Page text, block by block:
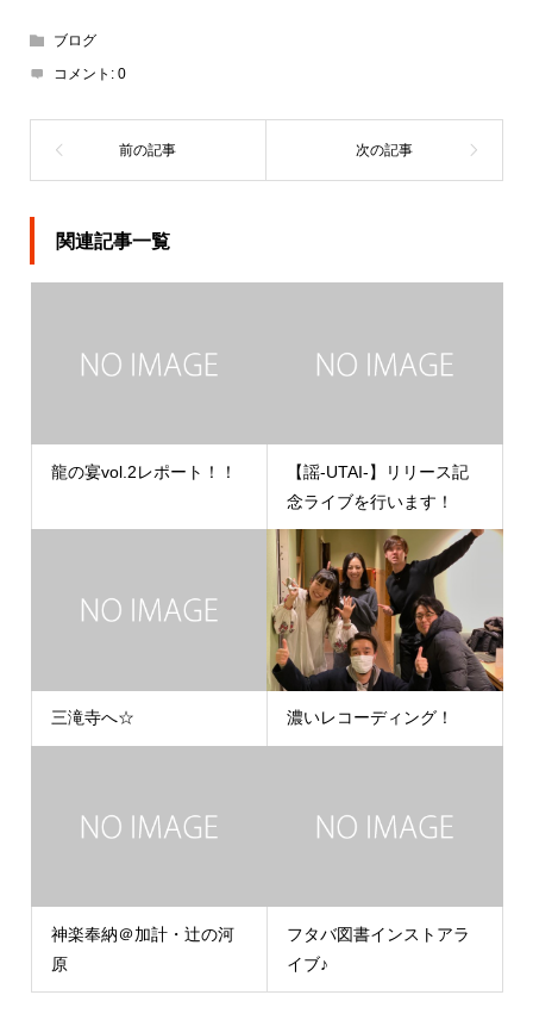
ブログ
コメント: 0
関連記事一覧
龍の宴vol.2レポート！！
【謡-UTAI-】リリース記
念ライブを行います！
三滝寺へ☆ 濃いレコーディング！
神楽奉納＠加計・辻の河
原
フタバ図書インストアラ
イブ♪